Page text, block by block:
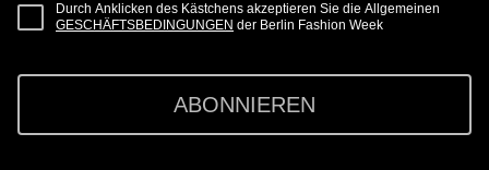
Durch Anklicken des Kästchens akzeptieren Sie die Allgemeinen
GESCHÄFTSBEDINGUNGEN der Berlin Fashion Week
ABONNIEREN